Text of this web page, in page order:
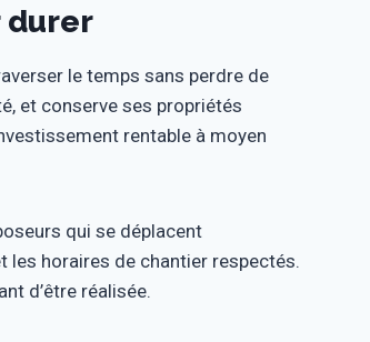
durer
le temps sans perdre de
et conserve ses propriétés
rentable à moyen
qui se déplacent
les horaires de chantier respectés.
d’être réalisée.